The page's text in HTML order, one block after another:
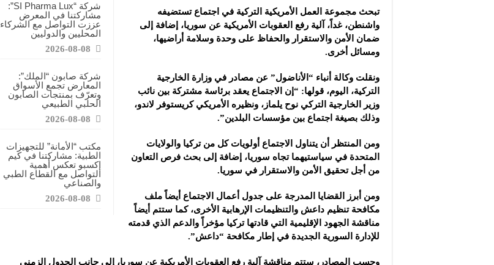
شركة “SI Pharma Lux”:
مشاركتنا في المعرض
عززت التواصل مع الشركاء
المحليين والدوليين
2026-08-08
شركة صابون “الملك”:
المعارض تجمع الأسواق
وتعرّف بمنتجات الصابون
الحلبي الطبيعي
2026-08-08
مكتب “الأمانة” للتجهيزات
الطبية: مشاركتنا في كيم
إكسبو تعكس أهمية
التواصل مع القطاع الطبي
والصناعي
2026-08-08
تبحث مجموعة العمل الأمريكية التركية في اجتماع تستضيفه
واشنطن، غداً، آلية رفع العقوبات الأمريكية عن سوريا، إضافة إلى
ضمان الأمن والاستقرار والحفاظ على وحدة وسلامة أراضيها،
ومسائل أخرى.
ونقلت وكالة أنباء “الأناضول” عن مصادر في وزارة الخارجية
التركية، اليوم، قولها: “إن الاجتماع يعقد برئاسة مشتركة بين نائب
وزير الخارجية التركي نوح يلماز، ونظيره الأمريكي كريستوفر لاندو،
وذلك بصيغة اجتماع بين مؤسسات البلدين”.
ومن المنتظر أن يتناول الاجتماع أولويات كل من تركيا والولايات
المتحدة في سياستيهما تجاه سوريا، إضافة إلى بحث فرص التعاون
من أجل تحقيق الأمن والاستقرار في سوريا.
ومن أبرز القضايا المدرجة على جدول أعمال الاجتماع أيضاً ملف
مكافحة تنظيم داعش والتنظيمات الإرهابية الأخرى، كما ستتم أيضاً
مناقشة الجهود الإقليمية التي قادتها تركيا مؤخراً والدعم الذي قدمته
للإدارة السورية الجديدة في إطار مكافحة “داعش”.
وحسب المصادر، ستتم مناقشة آلية رفع العقوبات الأمريكية عن سوريا، إلى جانب الجدول الزمني